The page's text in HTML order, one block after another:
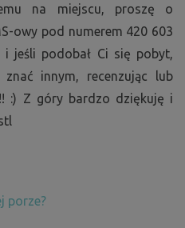
na miejscu, proszę o
owy pod numerem 420 603
i jeśli podobał Ci się pobyt,
innym, recenzując lub
:) Z góry bardzo dziękuję i
porze?